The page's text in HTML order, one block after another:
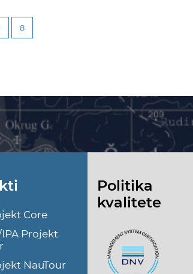
8
Core
IPA Projekt
NauTour
Politika
kvalitete